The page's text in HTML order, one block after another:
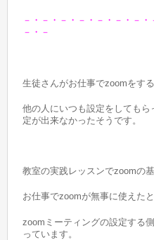
－・－・－・－・－・－・－
－・－
生徒さんがお仕事でzoomをす
他の人にいつも設定をしても
定が出来なかったそうです。
教室の実践レッスンでzoomの
お仕事でzoomが無事に使えた
zoomミーティングの設定する
っています。